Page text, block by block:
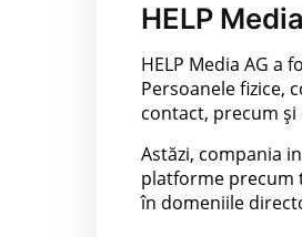
HELP
HELP Media AG a
Persoanele fizice,
contact, precum
Astăzi, compania
platforme precum
în domeniile